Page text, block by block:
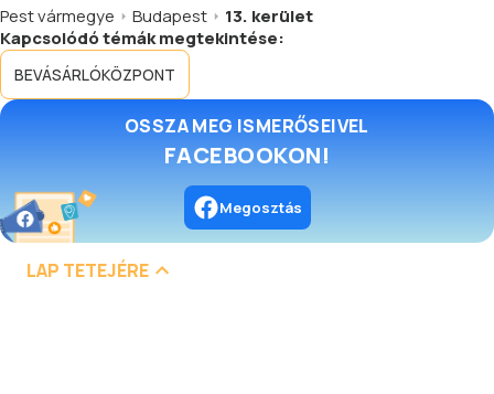
Pest vármegye
Budapest
13. kerület
Kapcsolódó témák megtekintése:
BEVÁSÁRLÓKÖZPONT
OSSZA MEG ISMERŐSEIVEL
FACEBOOKON!
Megosztás
LAP TETEJÉRE